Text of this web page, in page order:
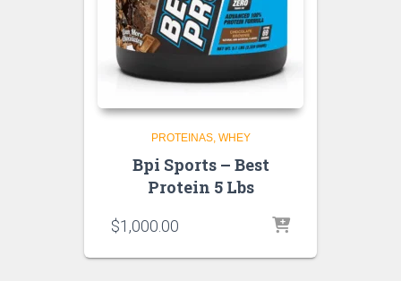
PROTEINAS WHEY
Bpi Sports – Best
Protein 5 Lbs
$1,000.00